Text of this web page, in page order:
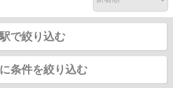
駅で絞り込む
条件を絞り込む